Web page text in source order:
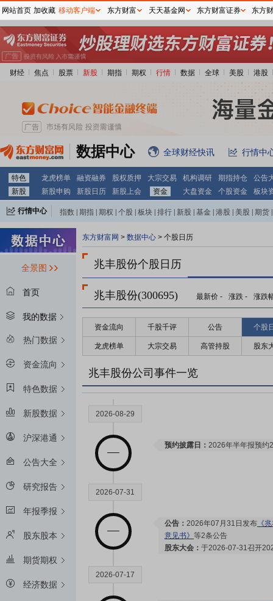
财经 焦点 股票 新股 期指 期权 行情 数据 全球 美股 港股
数据中心 全球财经快讯 行情中
特色 龙虎榜单 融资融券 股权质押 大宗交易 机构调研 期指持仓
公告
新股
新股申购 新股日历 新股上会 资金 大盘资金 个股资金 板块
行情中心 指数 期指 期权 个股 板块 排行 新股 基金 港股 美股 期货
全景图
首页
我的数据
热门数据
资金流向
特色数据
新股数据
沪深港通
公告大全
研究报告
年报季报
股东股本
期货期权
经济数据
东方财富网 > 数据中心 > 个股日历
兆丰股份个股日历
兆丰股份(300695) 最新价 - 涨跌 - 涨跌
资金流向 千股千评 公告 个股
龙虎榜单 大宗交易 高管持股 股东
兆丰股份公司事件一览
2026-08-29
预约披露日： 2026年半年报预约
2026-07-31
公告： 2026年07月31日发布 《
意见书》 等2条公告
股东大会： 于2026-07-31召开
2026-07-17
网站首页 加收藏 移动客户端 东方财富 天天基金网 东方财富证券 东方